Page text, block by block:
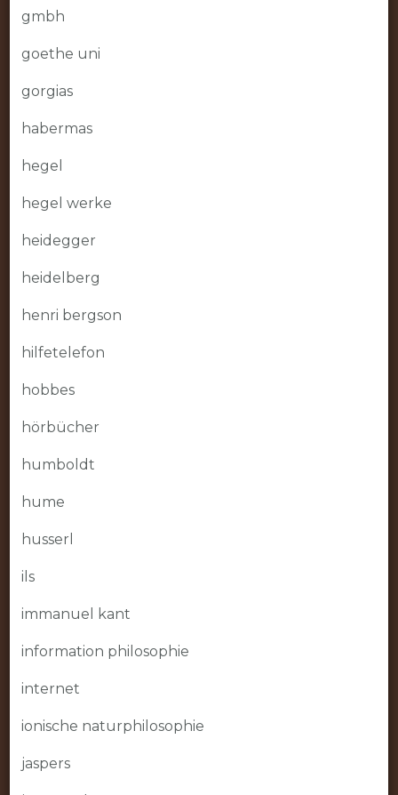
gmbh
goethe uni
gorgias
habermas
hegel
hegel werke
heidegger
heidelberg
henri bergson
hilfetelefon
hobbes
hörbücher
humboldt
hume
husserl
ils
immanuel kant
information philosophie
internet
ionische naturphilosophie
jaspers